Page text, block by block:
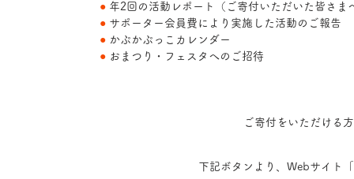
● 年2回の活動レポート（ご寄付いただいた皆さま
● サポーター会員費により実施した活動のご報告
● かぷかぷっこカレンダー
● おまつり・フェスタへのご招待
ご寄付をいただける
下記ボタンより、Webサイト